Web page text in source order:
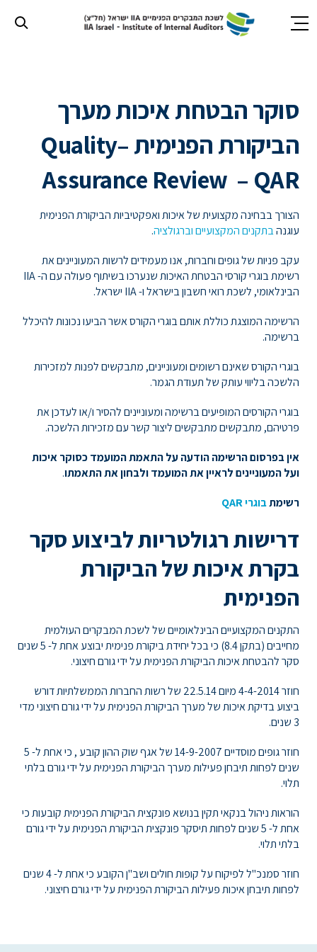
אינטרנט,
לאזור
מרכזי
סוקר הבטחת איכות מערך
הביקורת הפנימית –Quality
Assurance Review – QAR
הצורך בבחינה מקצועית של איכות ואפקטיביות הביקורת הפנימית
עוגנהבתקנים המקצועיים וברגולציה.
עקב פניות של גופים וחברות, אנו מעמידים לרשות המעוניינים את
רשימת בוגרי קורסי הבטחת האיכות שנערכו בשיתוף פעולה עם ה- IIA
הבינלאומי, לשכת רואי חשבון בישראל ו- IIA ישראל.
הרשימה המוצגת כוללת אותם בוגרי הקורס אשר הביעו נכונות להיכלל
ברשימה.
בוגרי הקורס שאינם רשומים ומעוניינים, מתבקשים לפנות למזכירות
הלשכה בליווי עותק של תעודת הגמר.
בוגרי הקורסים המופיעים ברשימה ומעוניינים להסיר ו/או לעדכן את
פרטיהם, מתבקשים מתבקשים ליצור קשר עם מזכירות הלשכה.
אין בפרסום הרשימה הודעה על התאמת המועמד כסוקר איכות
ועל המעוניינים לראיין את המועמד ולבחון את התאמתו.
רשימתבוגרי QAR
דרישות רגולטריות לביצוע סקר
בקרת איכות של הביקורת
הפנימית
התקנים המקצועיים הבינלאומיים של לשכת המבקרים העולמית
מחייבים (בתקן 8.4) כי בכל יחידת ביקורת פנימית יבוצע אחת ל- 5 שנים
סקר להבטחת איכות הביקורת הפנימית על ידי גורם חיצוני.
חוזר 4-4-2014 מיום 22.5.14 של רשות החברות הממשלתיות דורש
ביצוע בדיקת איכות של מערך הביקורת הפנימית על ידי גורם חיצוני מדי
3 שנים.
חוזר גופים מוסדיים 14-9-2007 של אגף שוק ההון קובע , כי אחת ל- 5
שנים לפחות תיבחן פעילות מערך הביקורת הפנימית על ידי גורם בלתי
תלוי.
הוראות ניהול בנקאי תקין בנושא פונקצית הביקורת הפנימית קובעות כי
אחת ל- 5 שנים לפחות תיסקר פונקצית הביקורת הפנימית על ידי גורם
בלתי תלוי.
חוזר סמנכ"ל לפיקוח על קופות חולים ושב"ן הקובע כי אחת ל- 4 שנים
לפחות תיבחן איכות פעילות הביקורת הפנימית על ידי גורם חיצוני.